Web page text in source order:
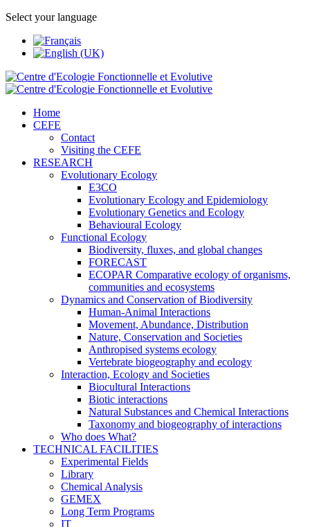
Select your language
Home
CEFE
Contact
Visiting the CEFE
RESEARCH
Evolutionary Ecology
E3CO
Evolutionary Ecology and Epidemiology
Evolutionary Genetics and Ecology
Behavioural Ecology
Functional Ecology
Biodiversity, fluxes, and global changes
FORECAST
ECOPAR Comparative ecology of organisms,
communities and ecosystems
Dynamics and Conservation of Biodiversity
Human-Animal Interactions
Movement, Abundance, Distribution
Nature, Conservation and Societies
Anthropised systems ecology
Vertebrate biogeography and ecology
Interaction, Ecology and Societies
Biocultural Interactions
Biotic interactions
Natural Substances and Chemical Interactions
Taxonomy and biogeography of interactions
Who does What?
TECHNICAL FACILITIES
Experimental Fields
Library
Chemical Analysis
GEMEX
Long Term Programs
IT